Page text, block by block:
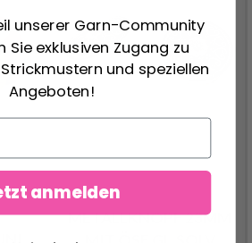
METALLKNOPF 23MM
unserer Garn-Community
Sie exklusiven Zugang zu
und speziellen
Angeboten!
anmelden